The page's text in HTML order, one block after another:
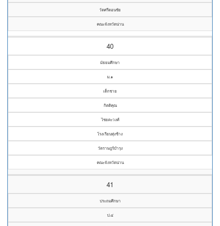
วัดศรีดอนชัย
คณะจังหวัดน่าน
40
มัธยมศึกษา
ม.๑
เด็กชาย
กิตติคุณ
ไชยตะวงศ์
โรงเรียนทุ่งช้าง
วัดราษฎร์บำรุง
คณะจังหวัดน่าน
41
ประถมศึกษา
ป.๔